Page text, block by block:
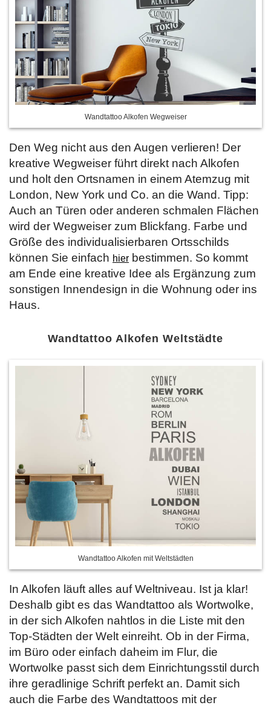
Wandtattoo Alkofen Wegweiser
Den Weg nicht aus den Augen verlieren! Der
kreative Wegweiser führt direkt nach Alkofen
und holt den Ortsnamen in einem Atemzug mit
London, New York und Co. an die Wand. Tipp:
Auch an Türen oder anderen schmalen Flächen
wird der Wegweiser zum Blickfang. Farbe und
Größe des individualisierbaren Ortsschilds
können Sie einfach hier bestimmen. So kommt
am Ende eine kreative Idee als Ergänzung zum
sonstigen Innendesign in die Wohnung oder ins
Haus.
Wandtattoo Alkofen Weltstädte
Wandtattoo Alkofen mit Weltstädten
In Alkofen läuft alles auf Weltniveau. Ist ja klar!
Deshalb gibt es das Wandtattoo als Wortwolke,
in der sich Alkofen nahtlos in die Liste mit den
Top-Städten der Welt einreiht. Ob in der Firma,
im Büro oder einfach daheim im Flur, die
Wortwolke passt sich dem Einrichtungsstil durch
ihre geradlinige Schrift perfekt an. Damit sich
auch die Farbe des Wandtattoos mit der